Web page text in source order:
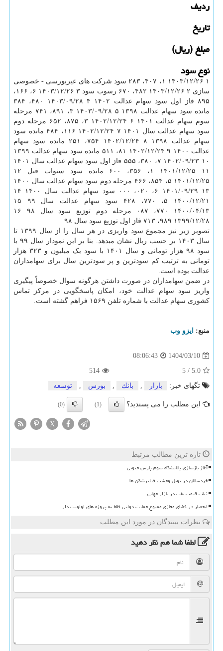
ردیف
تاریخ
مبلغ (ریال)
نوع سود
۱ ۱۴۰۳/۱۲/۲۶ ۱، ۴۰۷، ۲۸۳ سود شرکت های غیربورسی - خصوصی
سازی ۲ ۱۴۰۳/۱۲/۲۶ ۴۸۲، ۶۷۰ رسوب سود ۳ ۱۴۰۳/۱۲/۲۶ ۶، ۱۶۶،
۸۹۵ فاز اول سود سهام عدالت ۱۴۰۲ ۴ ۱۴۰۳/۰۹/۲۸ ۴۸۰، ۳۸۴
مانده سود سهام عدالت ۱۳۹۸ ۵ ۱۴۰۳/۰۹/۲۸ ۳، ۸۹۱، ۷۴۱ مرحله
سوم سهام عدالت ۱۴۰۱ ۶ ۱۴۰۲/۱۲/۲۴ ۳، ۸۷۵، ۶۵۲ مرحله دوم
سود سهام عدالت سال ۱۴۰۱ ۷ ۱۴۰۲/۱۲/۲۴ ۱۱۶، ۴۸۴ مانده سود
سهام عدالت ۱۳۹۸ ۸ ۱۴۰۲/۱۲/۲۴ ۷۵۴، ۲۵۱ مانده سود سهام
عدالت ۱۴۰۰ ۹ ۱۴۰۲/۱۲/۲۴ ۸۱، ۵۱۱ مانده سود سهام عدالت ۱۳۹۹
۱۰ ۱۴۰۲/۰۹/۲۳ ۷، ۳۸۰، ۵۵۵ فاز اول سود سهام عدالت سال ۱۴۰۱
۱۱ ۱۴۰۱/۱۲/۲۵ ۱، ۳۵۶، ۶۰۰ مانده سود سنوات قبل ۱۲
۱۴۰۱/۱۲/۲۵ ۵، ۸۵۴، ۴۶۶ مرحله دوم سود سهام عدالت سال ۱۴۰۰
۱۳ ۱۴۰۱/۰۹/۲۹ ۶، ۰۲۰، ۰۰۰ سود سهام عدالت سال ۱۴۰۰ ۱۴
۱۴۰۰/۱۲/۲۱ ۵، ۷۷۰، ۴۲۸ سود سهام عدالت سال ۹۹ ۱۵
۱۴۰۰/۰۴/۱۳ ۷۷۰، ۰۸۷ مرحله دوم توزیع سود سال ۹۸ ۱۶
۱۳۹۹/۱۲/۲۸ ۹۸۹، ۷۱۳ فاز اول توزیع سود سال ۹۸
تصویر زیر نیز مجموع سود واریزی در هر سال را از سال ۱۳۹۹ تا
سال ۱۴۰۳ بر حسب ریال نشان میدهد. بنا بر این نمودار سال ۹۹ با
سود ۹۸ هزار تومانی و سال ۱۴۰۱ با سود یک میلیون و ۳۲۳ هزار
تومانی به ترتیب کم سودترین و پر سودترین سال برای سهامداران
عدالت بوده است.
در ضمن سهامداران در صورت داشتن هرگونه سوال خصوصاً پیگیری
واریز سود سهام عدالت خود، امکان پاسخگویی در مرکز تماس
کشوری سهام عدالت با شماره تلفن ۱۵۶۹ فراهم گشته است.
منبع: ایزو وب
1404/03/10
08:06:43
5.0
/
5
514
تگهای خبر:
بازار , بانك , بورس , توسعه
این مطلب را می پسندید؟ (1)
(0)
X
تازه ترین مطالب مرتبط
آغاز بازسازی پالایشگاه سوم پارس جنوبی
خردسالان در تونل وحشت فیلترشکن ها
ثبات قیمت نفت در بازار جهانی
انحصار در فضای مجازی ممنوع حمایت دولتی فقط به پروژه های اولویت دار
نظرات بینندگان در مورد این مطلب
لطفا شما همنظر دهید